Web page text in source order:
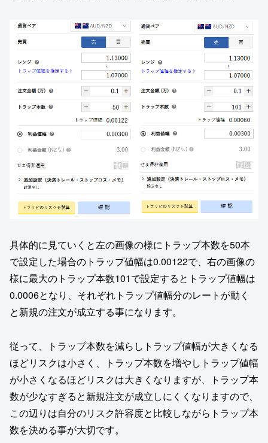
具体的に見ていくと左の画像の様にトラップ本数を50本
で設定した場合のトラップ値幅は0.00122で、右の画像の
様に最大のトラップ本数101で設定するとトラップ値幅は
0.0006となり、それぞれトラップ値幅分のレートが動く
と新規の注文が成立する事になります。
従って、トラップ本数を減らしトラップ値幅が大きくなる
ほどリスクは小さく、トラップ本数を増やしトラップ値幅
が小さくなるほどリスクは大きくなりますが、トラップ本
数が少なすぎると新規注文が成立しにくくなりますので、
この辺りは自分のリスク許容度と比較しながらトラップ本
数を決める事が大切です。